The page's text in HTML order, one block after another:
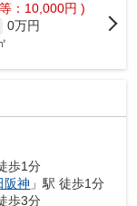
：10,000円 )
0万円
歩1分
阪神 」駅 徒歩1分
歩3分